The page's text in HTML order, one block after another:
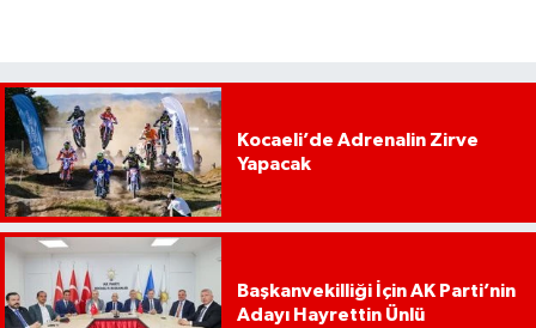
Kocaeli’de Adrenalin Zirve
Yapacak
Başkanvekilliği İçin AK Parti’nin
Adayı Hayrettin Ünlü